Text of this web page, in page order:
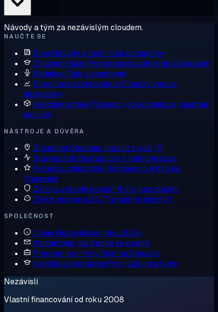
Návody a tým za nezávislým cloudem.
NAUČTE SE
Blog Návody a technické poznámky
Znalostní báze Podrobné návody krok za krokem
Redakce Tisk a oznámení
Porovnat poskytovateleCloudzy versus
alternativy
Všechny zdroje Průvodci, dokumentace, nástroje,
novinky
NÁSTROJE A DŮVĚRA
ZrcadleníOtestujte naši síť z vaší IP
Stav služeb Dostupnost v reálném čase
Recenze zákazníků Hodnoceno 4,6/5 na
Trustpilot
Záruka vrácení peněz 14 dní, bez otázek
Získat podporu 24/7, skuteční inženýři
SPOLEČNOST
O nás Nezávislí od roku 2008
Kontaktujte nás Spojte se s námi
Program pro firmy Růst na Cloudzy
Vzdělávací program Pro výzkum a týmy
Nezávislí
Vlastní financování od roku 2008